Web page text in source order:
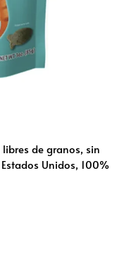
libres de granos, sin
Unidos, 100%